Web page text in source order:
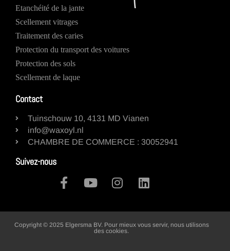
Etanchéité de la jante
Scellement vitrages
Traitement des caries
Protection du transport des voitures
Protection des sols
Scellement de laque
Contact
Tuinschouw 10, 4131 MD Vianen
info@waxoyl.nl
CHAMBRE DE COMMERCE : 30052941
Suivez-nous
Copyright © 2025 Elgersma BV. Pour mieux vous servir, nous utilisons
des cookies.